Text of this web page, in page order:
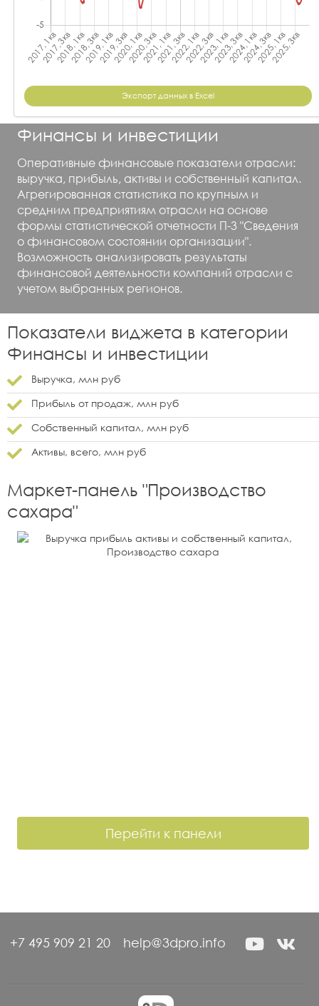
Экспорт данных в Excel
Финансы и инвестиции
Оперативные финансовые показатели отрасли:
выручка, прибыль, активы и собственный капитал.
Агрегированная статистика по крупным и
средним предприятиям отрасли на основе
формы статистической отчетности П-3 "Сведения
о финансовом состоянии организации".
Возможность анализировать результаты
финансовой деятельности компаний отрасли с
учетом выбранных регионов.
Показатели виджета в категории
Финансы и инвестиции
Выручка, млн руб
Прибыль от продаж, млн руб
Собственный капитал, млн руб
Активы, всего, млн руб
Маркет-панель "Производство
сахара"
Перейти к панели
+7 495 909 21 20 help@3dpro.info